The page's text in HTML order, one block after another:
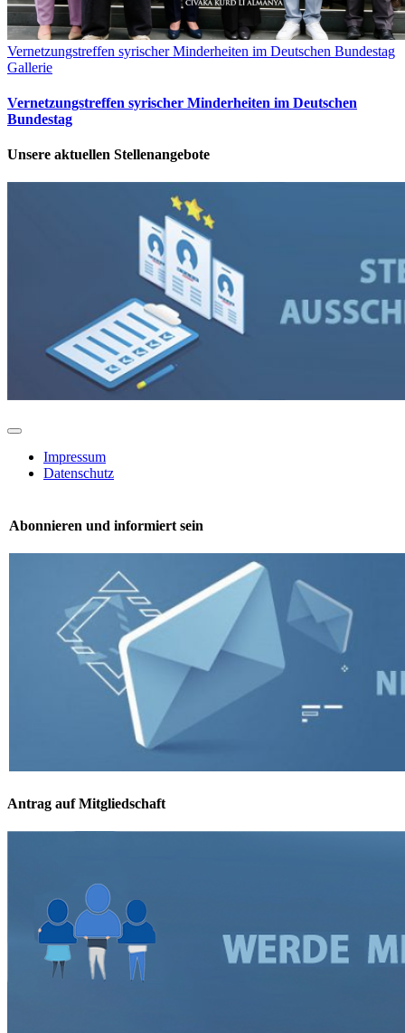
Vernetzungstreffen syrischer Minderheiten im Deutschen Bundestag
Gallerie
Vernetzungstreffen syrischer Minderheiten im Deutschen
Bundestag
Unsere aktuellen Stellenangebote
Toggle
NavigationImpressum
Datenschutz
Abonnieren und informiert sein
Antrag auf Mitgliedschaft